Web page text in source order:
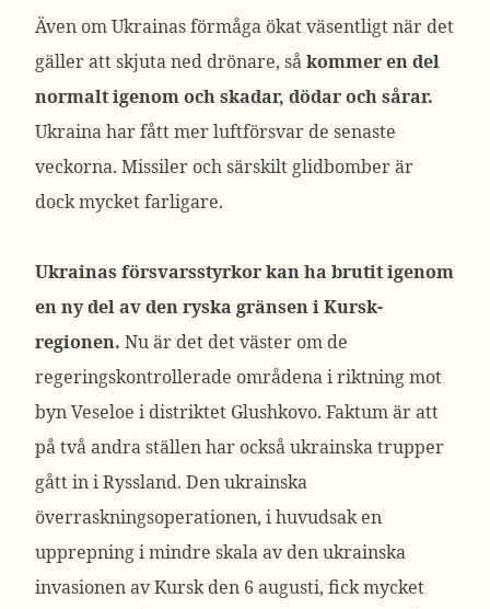
Även om Ukrainas förmåga ökat väsentligt när det
gäller att skjuta ned drönare, såkommer en del
normalt igenom och skadar, dödar och sårar.
Ukraina har fått mer luftförsvar de senaste
veckorna. Missiler och särskilt glidbomber är
dock mycket farligare.
Ukrainas försvarsstyrkor kan ha brutit igenom
en ny del av den ryska gränsen i Kursk-
regionen. Nu är det det väster om de
regeringskontrollerade områdena i riktning mot
byn Veseloe i distriktet Glushkovo. Faktum är att
på två andra ställen har också ukrainska trupper
gått in i Ryssland. Den ukrainska
överraskningsoperationen, i huvudsak en
upprepning i mindre skala av den ukrainska
invasionen av Kursk den 6 augusti, fick mycket